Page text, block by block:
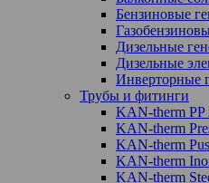
Бензиновые
Дизельные
Дизельные
Инверторные
Трубы и фитинги
KAN-therm PP
KAN-therm
KAN-therm
KAN-therm
KAN-therm